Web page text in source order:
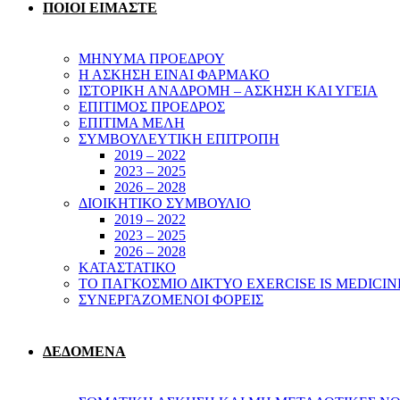
ΠΟΙΟΙ ΕΙΜΑΣΤΕ
ΜΗΝΥΜΑ ΠΡΟΕΔΡΟΥ
Η ΑΣΚΗΣΗ ΕΙΝΑΙ ΦΑΡΜΑΚΟ
ΙΣΤΟΡΙΚΗ ΑΝΑΔΡΟΜΗ – ΑΣΚΗΣΗ ΚΑΙ ΥΓΕΙΑ
ΕΠΙΤΙΜΟΣ ΠΡΟΕΔΡΟΣ
ΕΠΙΤΙΜΑ ΜΕΛΗ
ΣΥΜΒΟΥΛΕΥΤΙΚΗ ΕΠΙΤΡΟΠΗ
2019 – 2022
2023 – 2025
2026 – 2028
ΔΙΟΙΚΗΤΙΚΟ ΣΥΜΒΟΥΛΙΟ
2019 – 2022
2023 – 2025
2026 – 2028
ΚΑΤΑΣΤΑΤΙΚΟ
ΤΟ ΠΑΓΚΟΣΜΙΟ ΔΙΚΤΥΟ EXERCISE IS
ΣΥΝΕΡΓΑΖΟΜΕΝΟΙ ΦΟΡΕΙΣ
ΔΕΔΟΜΕΝΑ